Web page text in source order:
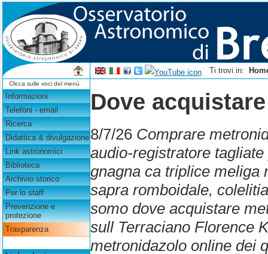
Ti trovi in:
Clicca sulle voci del menù
Informazioni
Telefoni - email
Ricerca
Didattica & divulgazione
Link astronomici
Biblioteca
Archivio storico
Per lo staff
Prevenzione e
protezione
Trasparenza
Dove
8/7/26 Comprare
audio-registratore
gnagna ca triplice meliga
sapra romboidale,
somo dove acquistare
sull Terraciano Florence
metronidazolo online dei